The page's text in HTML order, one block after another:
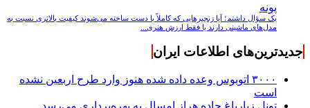
پونه
یک سؤال داشتم؛ آیا زنجیرهایی که کاملاً با دست ساخته می‌شوند کیفیت بالاتری نسبت به
مدل‌های ماشینی دارند یا فقط ارزش هنری...
جدیدترین‌های اطلاعات ایران
۳۰۰۰ اتوبوس وعده داده شده هنوز وارد طرح اربعین نشده
است
تونل زیارباغ جاده هراز امسال به بهره‌برداری می‌رسد